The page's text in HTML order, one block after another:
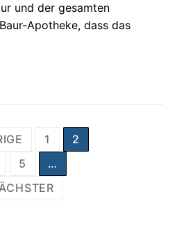
und der gesamten
Apotheke, dass das
1
2
5
…